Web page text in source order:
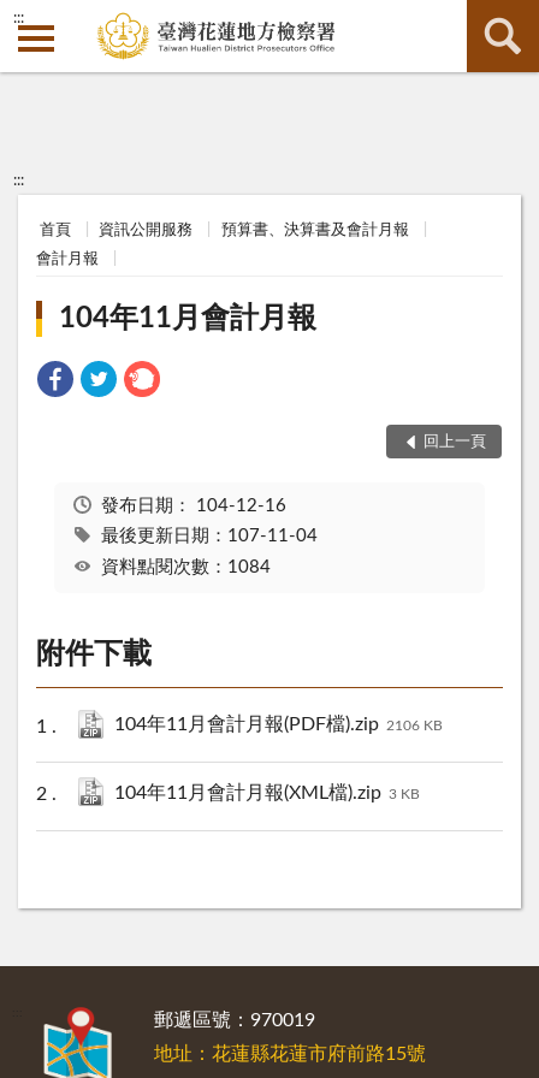
:::
:::
首頁 資訊公開服務
預算書、決算書及會計月報
會計月報
104年11月會計月報
回上一頁
發布日期： 104-12-16
最後更新日期：107-11-04
資料點閱次數：1084
附件下載
104年11月會計月報(PDF檔).zip 2106 KB
104年11月會計月報(XML檔).zip 3 KB
郵遞區號：970019
地址：花蓮縣花蓮市府前路15號